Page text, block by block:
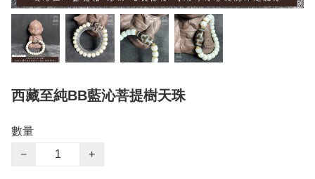
西藏至純BB藍沁菩提樹天珠
數量
−
+